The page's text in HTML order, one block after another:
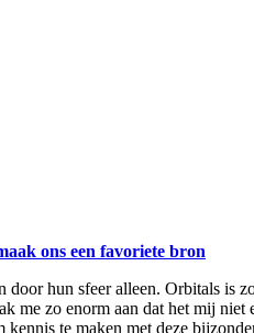
ons een favoriete bron
door hun sfeer alleen. Orbitals is
zo enorm aan dat het mij
te maken met deze